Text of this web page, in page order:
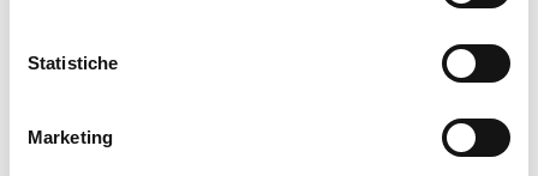
Statistiche
Marketing